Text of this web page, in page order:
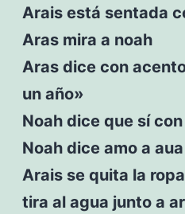
Arais está sentada
Aras mira a noah
Aras dice con
un año»
Noah dice que sí
Noah dice amo a aua
Arais se quita la
tira al agua junto a